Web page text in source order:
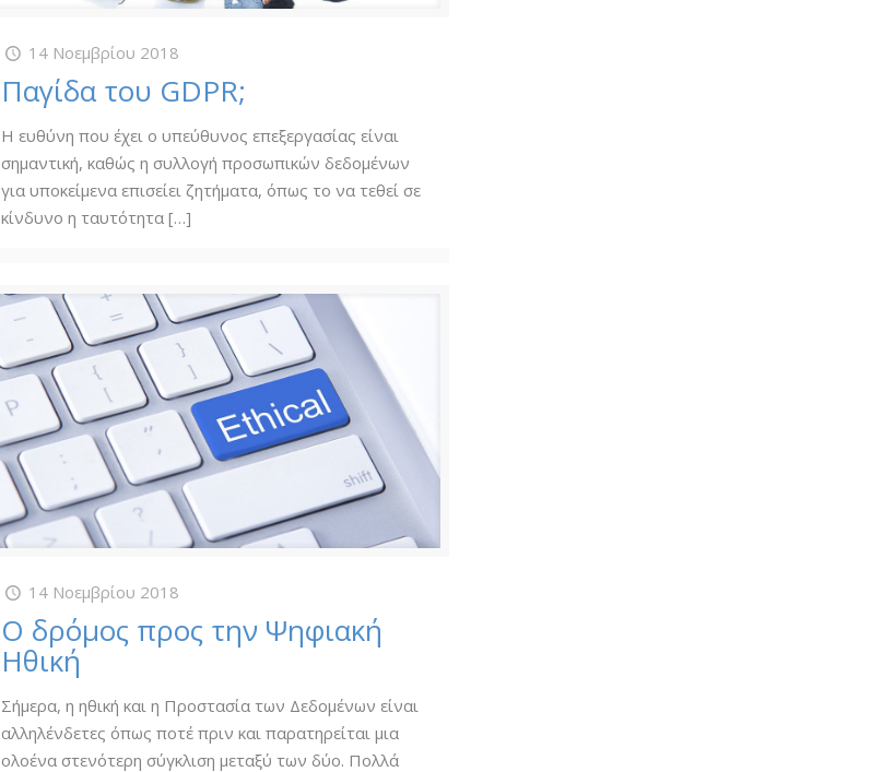
14 Νοεμβρίου 2018
Παγίδα του GDPR;
Η ευθύνη που έχει ο υπεύθυνος επεξεργασίας είναι
σημαντική, καθώς η συλλογή προσωπικών δεδομένων
για υποκείμενα επισείει ζητήματα, όπως το να τεθεί σε
κίνδυνο η ταυτότητα […]
14 Νοεμβρίου 2018
Ο δρόμος προς την Ψηφιακή
Ηθική
Σήμερα, η ηθική και η Προστασία των Δεδομένων είναι
αλληλένδετες όπως ποτέ πριν και παρατηρείται μια
ολοένα στενότερη σύγκλιση μεταξύ των δύο. Πολλά